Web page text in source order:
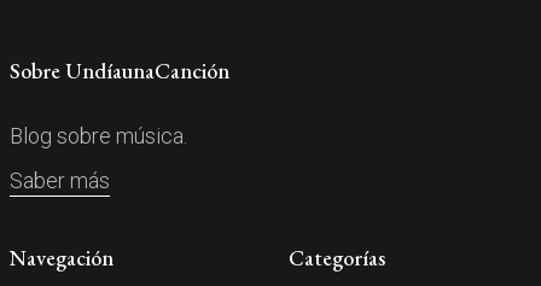
Sobre UndíaunaCanción
Blog sobre música.
Saber más
Navegación Categorías